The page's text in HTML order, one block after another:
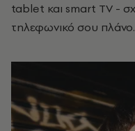
tablet και smart TV -
τηλεφωνικό σου πλάνο.